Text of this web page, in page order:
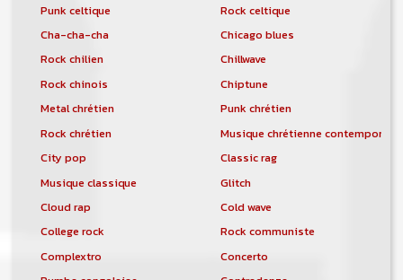
Punk celtique
Rock celtique
Cha-cha-cha
Chicago blues
Rock chilien
Chillwave
Rock chinois
Chiptune
Metal chrétien
Punk chrétien
Rock chrétien
Musique chrétienne
City pop
Classic rag
Musique classique
Glitch
Cloud rap
Cold wave
College rock
Rock communiste
Complextro
Concerto